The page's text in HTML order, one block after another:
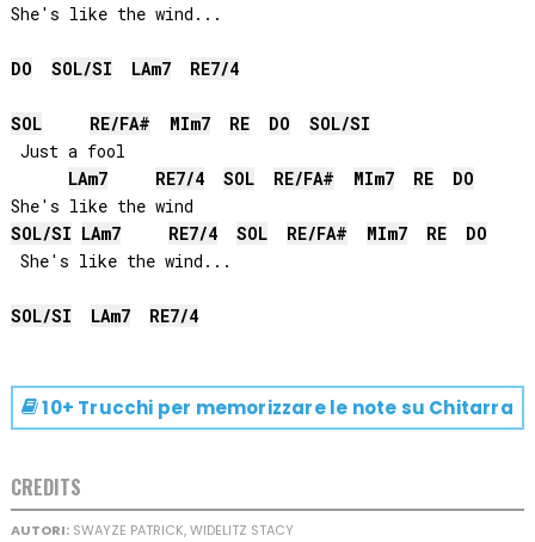
She's like the wind...
DO SOL/SI LAm7 RE7/4
SOL RE/FA# MIm7 RE DO SOL/SI
Just a fool
LAm7 RE7/4 SOL RE/FA# MIm7 RE
DO
SOL/SI LAm7 RE7/4 SOL RE/FA# MIm7 RE
DO
She's like the wind...
SOL/SI LAm7 RE7/4
10+ Trucchi per memorizzare le note su Chitarra
CREDITS
AUTORI:SWAYZE PATRICK, WIDELITZ STACY